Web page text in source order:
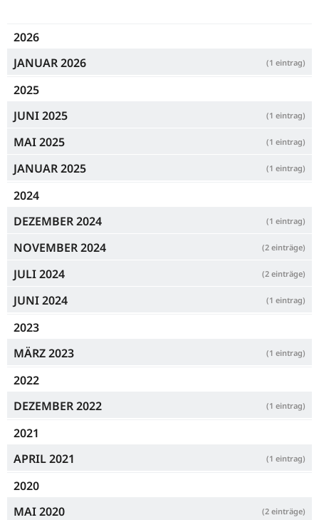
2026
JANUAR 2026
(1 eintrag)
2025
JUNI 2025
(1 eintrag)
MAI 2025 (1 eintrag)
JANUAR 2025 (1 eintrag)
2024
DEZEMBER 2024
(1 eintrag)
NOVEMBER 2024 (2 einträge)
JULI 2024 (2 einträge)
JUNI 2024 (1 eintrag)
2023
MÄRZ 2023
(1 eintrag)
2022
DEZEMBER 2022
(1 eintrag)
2021
APRIL 2021
(1 eintrag)
2020
MAI 2020
(2 einträge)